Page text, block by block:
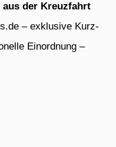
aus der Kreuzfahrt
– exklusive Kurz-
Einordnung –